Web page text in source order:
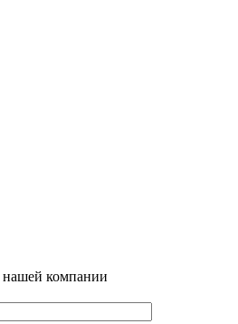
нашей компании